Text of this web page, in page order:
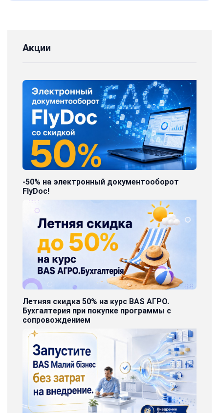
Акции
-50% на электронный документооборот
FlyDoc!
Летняя скидка 50% на курс BAS АГРО.
Бухгалтерия при покупке программы с
сопровождением